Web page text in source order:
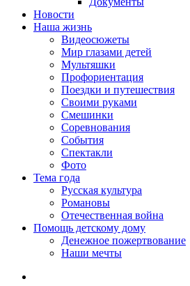
Новости
Наша жизнь
Видеосюжеты
Мир глазами детей
Мультяшки
Профориентация
Поездки и путешествия
Своими руками
Смешинки
Соревнования
События
Спектакли
Фото
Тема года
Русская культура
Романовы
Отечественная война
Помощь детскому дому
Денежное пожертвование
Наши мечты